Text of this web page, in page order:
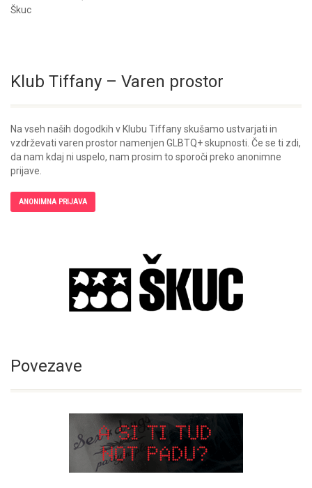
Škuc
Klub Tiffany – Varen prostor
Na vseh naših dogodkih v Klubu Tiffany skušamo ustvarjati in
vzdrževati varen prostor namenjen GLBTQ+ skupnosti. Če se ti zdi,
da nam kdaj ni uspelo, nam prosim to sporoči preko anonimne
prijave.
ANONIMNA PRIJAVA
Povezave